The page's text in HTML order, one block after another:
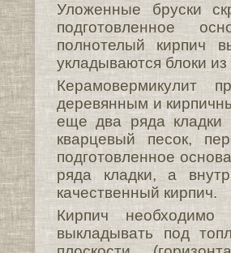
Уложенные бруски
подготовленное
полнотелый кирпич
укладываются блоки
Керамовермикулит
деревянным и
еще два ряда кладки
кварцевый песок,
подготовленное
ряда кладки, а
качественный кирпич.
Кирпич
выкладывать под